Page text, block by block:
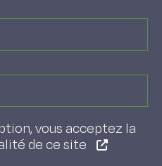
vous acceptez la
de ce site